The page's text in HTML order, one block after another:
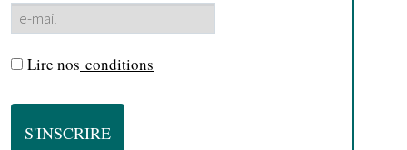
Lire nos conditions